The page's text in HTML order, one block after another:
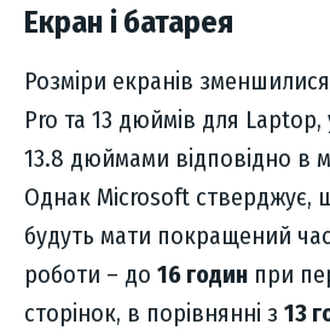
Екран і батарея
Розміри екранів
Pro та 13 дюймів для Laptop,
13.8 дюймами відповідно в
Однак Microsoft стверджує,
будуть мати покращений
роботи – до 16 годин при
сторінок, в порівнянні з 13